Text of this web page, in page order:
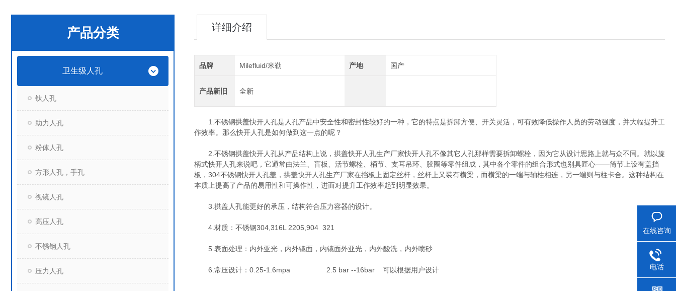
产品分类
卫生级人孔
钛人孔
助力人孔
粉体人孔
方形人孔，手孔
视镜人孔
高压人孔
不锈钢人孔
压力人孔
详细介绍
品牌 Milefluid/米勒 产地 国产
产品新旧 全新
1.不锈钢拱盖快开人孔是人孔产品中安全性和密封性较好的一种，它的特点是拆卸方便、开关灵活，可有效降低操作人员的劳动强度，并大幅提升工
作效率。那么快开人孔是如何做到这一点的呢？
2.不锈钢拱盖快开人孔从产品结构上说，拱盖快开人孔生产厂家快开人孔不像其它人孔那样需要拆卸螺栓，因为它从设计思路上就与众不同。就以旋
柄式快开人孔来说吧，它通常由法兰、盲板、活节螺栓、桶节、支耳吊环、胶圈等零件组成，其中各个零件的组合形式也别具匠心——筒节上设有盖挡
板，304不锈钢快开人孔盖，拱盖快开人孔生产厂家在挡板上固定丝杆，丝杆上又装有横梁，而横梁的一端与轴柱相连，另一端则与柱卡合。这种结构在
本质上提高了产品的易用性和可操作性，进而对提升工作效率起到明显效果。
3.拱盖人孔能更好的承压，结构符合压力容器的设计。
4.材质：不锈钢304,316L 2205,904 321
5.表面处理：内外亚光，内外镜面，内镜面外亚光，内外酸洗，内外喷砂
6.常压设计：0.25-1.6mpa 2.5 bar --16bar 可以根据用户设计
在线咨询
电话